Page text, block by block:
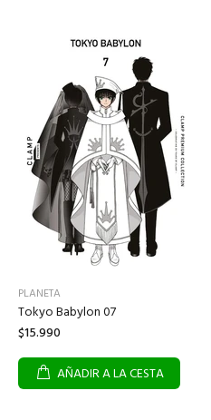
PLANETA
Tokyo Babylon 07
$15.990
AÑADIR A LA CESTA